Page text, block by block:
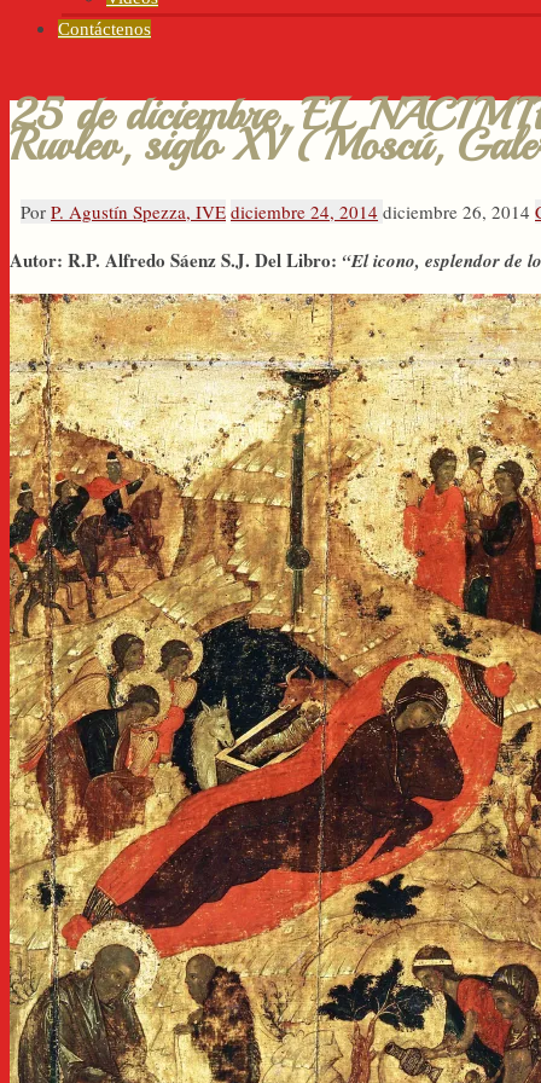
Contáctenos
25 de diciembre, EL
Ruvlev, siglo XV (Moscú,
Por P. Agustín Spezza, IVE diciembre 24, 2014 diciembre 26, 2014
Autor: R.P. Alfredo Sáenz S.J. Del Libro: “El icono, esplendor de